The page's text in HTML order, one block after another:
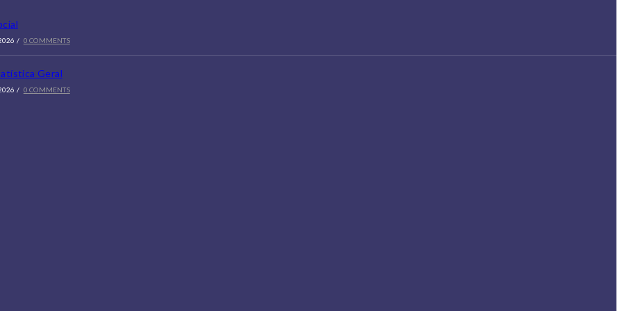
/ 0 COMMENTS
Geral
/ 0 COMMENTS